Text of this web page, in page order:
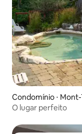
Condomínio ⋅
O lugar perfeito